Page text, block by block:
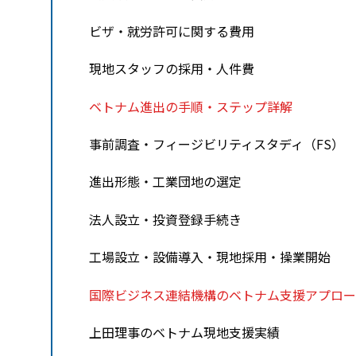
ビザ・就労許可に関する費用
現地スタッフの採用・人件費
ベトナム進出の手順・ステップ詳解
事前調査・フィージビリティスタディ（FS）
進出形態・工業団地の選定
法人設立・投資登録手続き
工場設立・設備導入・現地採用・操業開始
国際ビジネス連結機構のベトナム支援アプロ
上田理事のベトナム現地支援実績